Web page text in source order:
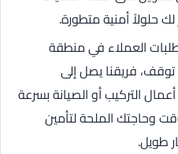
حلولاً أمنية متطورة.
العملاء في منطقة
توقف، فريقنا يصل إلى
التركيب أو الصيانة بسرعة
وحاجتك الملحة لتأمين
طويل.